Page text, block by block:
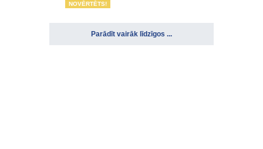
NOVĒRTĒTS!
Parādīt vairāk līdzīgos ...